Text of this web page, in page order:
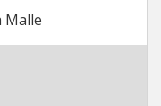
Malle